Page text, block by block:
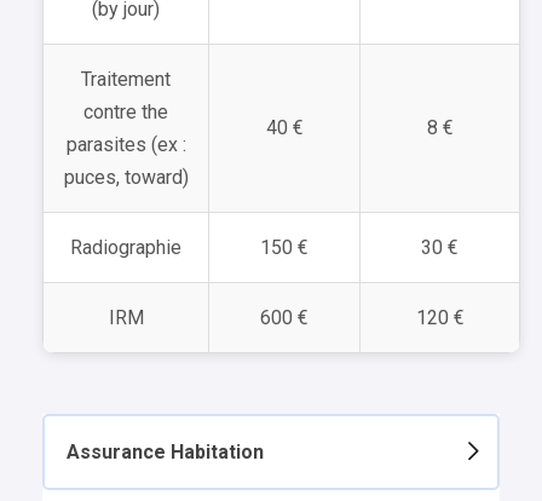
(by jour)
Traitement
contre the
parasites (ex :
puces, toward)
40 € 8 €
Radiographie 150 € 30 €
IRM 600 € 120 €
Assurance Habitation